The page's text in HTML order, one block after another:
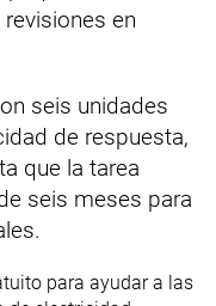
en
seis unidades
de respuesta,
que la tarea
seis meses para